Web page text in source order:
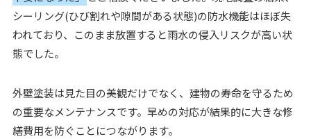
シーリング(ひび割れや隙間がある状態)の防水機能はほぼ失
われており、このまま放置すると雨水の侵入リスクが高い状
態でした。
外壁塗装は見た目の美観だけでなく、建物の寿命を守るため
の重要なメンテナンスです。早めの対応が結果的に大きな修
繕費用を防ぐことにつながります。